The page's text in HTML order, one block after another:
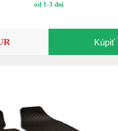
od 1-3 dní
Kúpiť